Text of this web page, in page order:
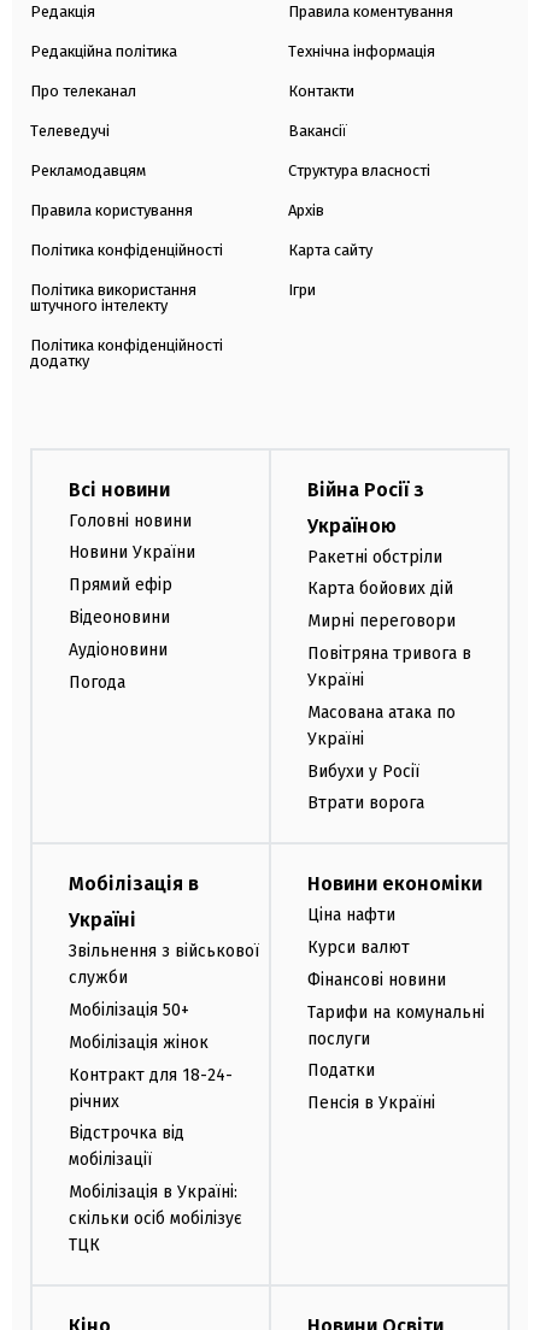
Редакція
Редакційна політика
Про телеканал
Телеведучі
Рекламодавцям
Правила користування
Політика конфіденційності
Політика використання
штучного інтелекту
Політика конфіденційності
додатку
Правила коментування
Технічна інформація
Контакти
Вакансії
Структура власності
Архів
Карта сайту
Ігри
Всі новини
Головні новини
Новини України
Прямий ефір
Відеоновини
Аудіоновини
Погода
Війна Росії з
Україною
Ракетні обстріли
Карта бойових дій
Мирні переговори
Повітряна тривога в
Україні
Масована атака по
Україні
Вибухи у Росії
Втрати ворога
Мобілізація в
Україні
Звільнення з військової
служби
Мобілізація 50+
Мобілізація жінок
Контракт для 18-24-
річних
Відстрочка від
мобілізації
Мобілізація в Україні:
скільки осіб мобілізує
ТЦК
Новини економіки
Ціна нафти
Курси валют
Фінансові новини
Тарифи на комунальні
послуги
Податки
Пенсія в Україні